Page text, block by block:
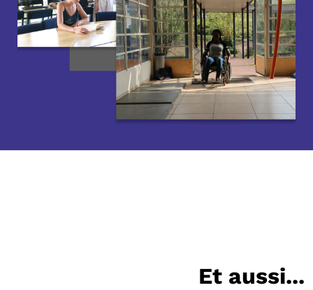
Et aussi...